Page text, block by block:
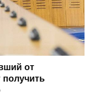
от
получить